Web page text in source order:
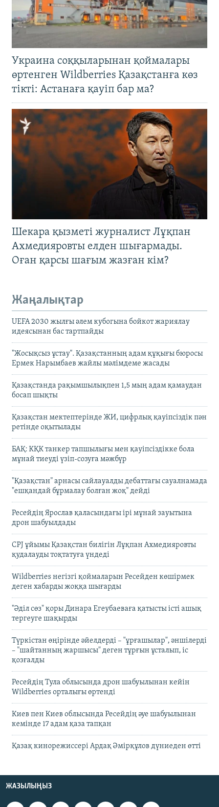
Украина соққыларынан қоймалары
өртенген Wildberries Қазақстанға көз
тікті: Астанаға қауіп бар ма?
Шекара қызметі журналист Лұқпан
Ахмедияровты елден шығармады.
Оған қарсы шағым жазған кім?
Жаңалықтар
UEFA 2030 жылғы әлем кубогына бойкот жариялау
идеясынан бас тартпайды
"Жосықсыз ұстау". Қазақстанның адам құқығы бюросы
Ермек Нарымбаев жайлы мәлімдеме жасады
Қазақстанда рақымшылықпен 1,5 мың адам қамаудан
босап шықты
Қазақстан мектептерінде ЖИ, цифрлық қауіпсіздік пән
ретінде оқытылады
БАҚ: КҚК танкер тапшылығы мен қауіпсіздікке бола
мұнай тиеуді үзіп-созуға мәжбүр
"Қазақстан" арнасы сайлауалды дебаттағы сауалнамада
"ешқандай бұрмалау болған жоқ" дейді
Ресейдің Ярослав қаласындағы ірі мұнай зауытына
дрон шабуылдады
CPJ ұйымы Қазақстан билігін Лұқпан Ахмедияровты
қудалауды тоқтатуға үндеді
Wildberries негізгі қоймаларын Ресейден көшірмек
деген хабарды жоққа шығарды
"Әділ сөз" қоры Динара Егеубаеваға қатысты істі ашық
тергеуге шақырды
Түркістан өңірінде әйелдерді – "ұрғашылар", әншілерді
– "шайтанның жаршысы" деген тұрғын ұсталып, іс
қозғалды
Ресейдің Тула облысында дрон шабуылынан кейін
Wildberries орталығы өртенді
Киев пен Киев облысында Ресейдің әуе шабуылынан
кемінде 17 адам қаза тапқан
Қазақ кинорежиссері Ардақ Әмірқұлов дүниеден өтті
ЖАЗЫЛЫҢЫЗ